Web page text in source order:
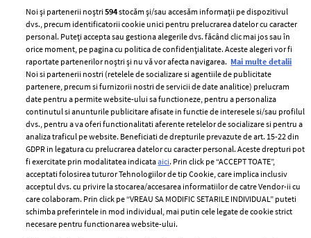
ELLE Style Awards
2024
Despre ELLE
Romania
Contact
Abonamente
Termeni si conditii
Politica de
confidențialitate
Politica de cookies
Publicitate
Noi și partenerii noștri594stocăm și/sau accesăm informații pe dispozitivul
dvs., precum identificatorii cookie unici pentru prelucrarea datelor cu caracter
personal. Puteți accepta sau gestiona alegerile dvs. făcând clic mai jos sau în
orice moment, pe pagina cu politica de confidențialitate. Aceste alegeri vor fi
raportate partenerilor noștri și nu vă vor afecta navigarea. Mai multe detalii
Noi si partenerii nostri (retelele de socializare si agentiile de publicitate
partenere, precum si furnizorii nostri de servicii de date analitice) prelucram
date pentru a permite website-ului sa functioneze, pentru a personaliza
continutul si anunturile publicitare afisate in functie de interesele si/sau profilul
dvs., pentru a va oferi functionalitati aferente retelelor de socializare si pentru a
analiza traficul pe website. Beneficiati de drepturile prevazute de art. 15-22 din
GDPR in legatura cu prelucrarea datelor cu caracter personal. Aceste drepturi pot
fi exercitate prin modalitatea indicataaici. Prin click pe “ACCEPT TOATE”,
acceptati folosirea tuturor Tehnologiilor de tip Cookie, care implica inclusiv
acceptul dvs. cu privire la stocarea/accesarea informatiilor de catre Vendor-ii cu
care colaboram. Prin click pe “VREAU SA MODIFIC SETARILE INDIVIDUAL” puteti
schimba preferintele in mod individual, mai putin cele legate de cookie strict
necesare pentru functionarea website-ului.